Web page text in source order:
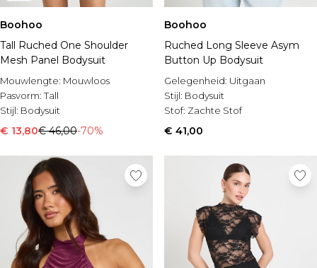
Boohoo
Tall Ruched One Shoulder
Mesh Panel Bodysuit
Mouwlengte: Mouwloos
Pasvorm:Tall
Stijl: Bodysuit
€ 13,80€ 46,00-70%
Boohoo
Ruched Long Sleeve Asym
Button Up Bodysuit
Gelegenheid: Uitgaan
Stijl: Bodysuit
Stof: Zachte Stof
€ 41,00